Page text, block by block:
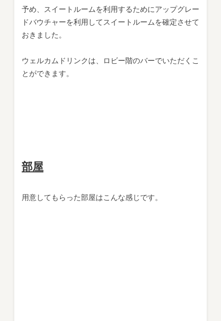
予め、スイートルームを利用するためにアップグレー
ドバウチャーを利用してスイートルームを確定させて
おきました。
ウェルカムドリンクは、ロビー階のバーでいただくこ
とができます。
部屋
用意してもらった部屋はこんな感じです。